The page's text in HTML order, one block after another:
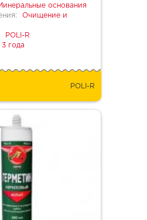
основания
Очищение и
POLI-R
3 года
POLI-R